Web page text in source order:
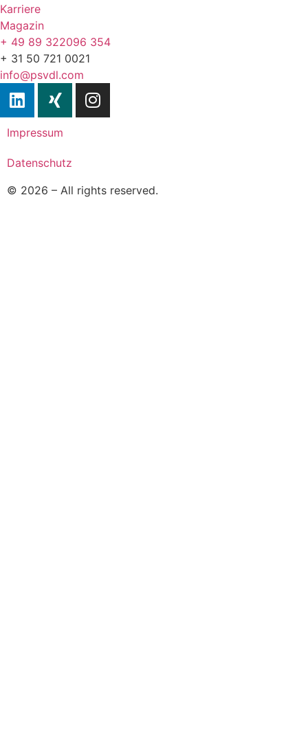
Karriere
Magazin
+ 49 89 322096 354
+ 31 50 721 0021
info@psvdl.com
© 2026 – All rights reserved.
Datenschutz
Impressum